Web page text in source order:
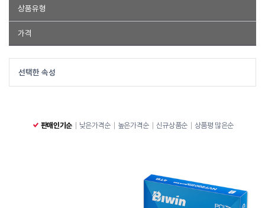
BIWIN
상품유형
M.2 NVMe SSD
가격
~
선택한 속성
판매인기순 낮은가격순 높은가격순 신규상품순 상품평 많은순